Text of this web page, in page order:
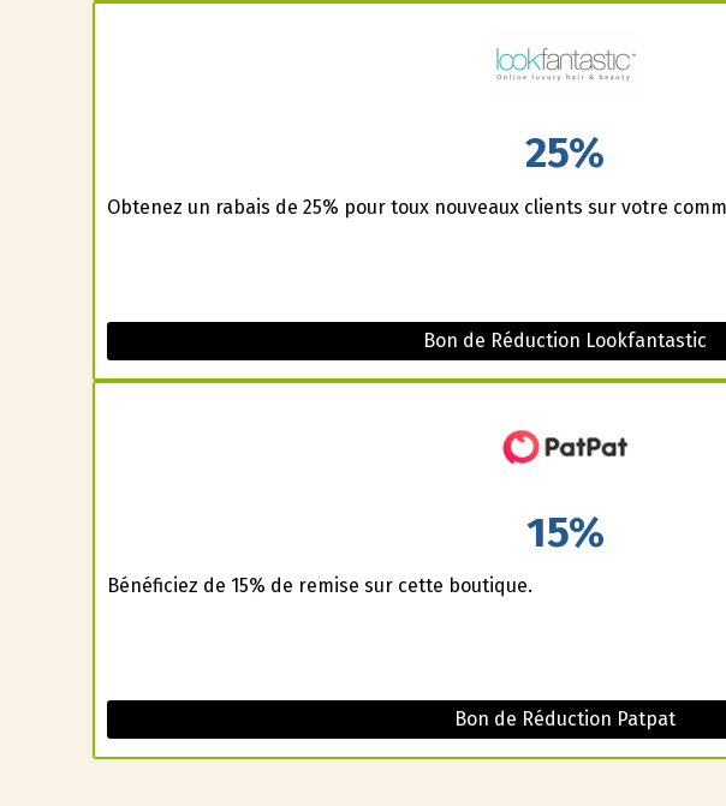
25%
Obtenez un rabais de 25% pour toux nouveaux clients sur votre
Bon de Réduction Lookfantastic
15%
Bénéficiez de 15% de remise sur cette boutique.
Bon de Réduction Patpat